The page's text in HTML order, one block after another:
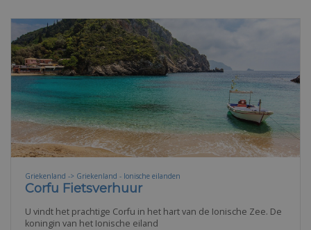
Griekenland -> Griekenland - Ionische eilanden
Corfu Fietsverhuur
U vindt het prachtige Corfu in het hart van de Ionische Zee. De
koningin van het Ionische eiland